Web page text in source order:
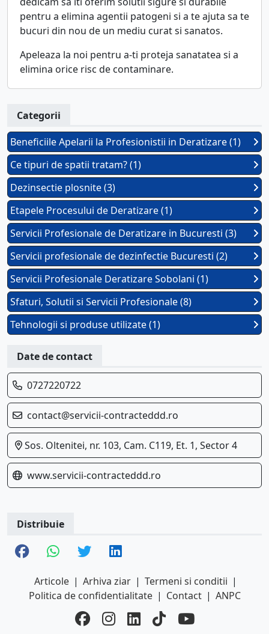
pentru a elimina agentii patogeni si a te ajuta sa te
bucuri din nou de un mediu curat si sanatos.
Apeleaza la noi pentru a-ti proteja sanatatea si a
elimina orice risc de contaminare.
Categorii
Beneficiile Apelarii la Profesionistii in Deratizare (1)
Ce tipuri de spatii tratam? (1)
Dezinsectie plosnite (3)
Etapele Procesului de Deratizare (1)
Servicii Profesionale de Deratizare in Bucuresti (3)
Servicii profesionale de dezinfectie Bucuresti (2)
Servicii Profesionale Deratizare Sobolani (1)
Sfaturi, Solutii si Servicii Profesionale (8)
Tehnologii si produse utilizate (1)
Date de contact
0727220722
contact@servicii-contracteddd.ro
Sos. Oltenitei, nr. 103, Cam. C119, Et. 1, Sector 4
www.servicii-contracteddd.ro
Distribuie
Articole | Arhiva ziar | Termeni si conditii |
Politica de confidentialitate | Contact | ANPC